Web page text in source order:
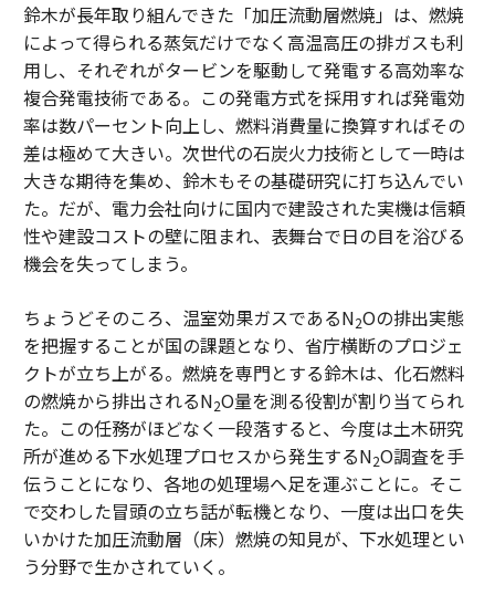
鈴木が長年取り組んできた「加圧流動層燃焼」は、燃焼
によって得られる蒸気だけでなく高温高圧の排ガスも利
用し、それぞれがタービンを駆動して発電する高効率な
複合発電技術である。この発電方式を採用すれば発電効
率は数パーセント向上し、燃料消費量に換算すればその
差は極めて大きい。次世代の石炭火力技術として一時は
大きな期待を集め、鈴木もその基礎研究に打ち込んでい
た。だが、電力会社向けに国内で建設された実機は信頼
性や建設コストの壁に阻まれ、表舞台で日の目を浴びる
機会を失ってしまう。
ちょうどそのころ、温室効果ガスであるN2Oの排出実態
を把握することが国の課題となり、省庁横断のプロジェ
クトが立ち上がる。燃焼を専門とする鈴木は、化石燃料
の燃焼から排出されるN2O量を測る役割が割り当てられ
た。この任務がほどなく一段落すると、今度は土木研究
所が進める下水処理プロセスから発生するN2O調査を手
伝うことになり、各地の処理場へ足を運ぶことに。そこ
で交わした冒頭の立ち話が転機となり、一度は出口を失
いかけた加圧流動層（床）燃焼の知見が、下水処理とい
う分野で生かされていく。